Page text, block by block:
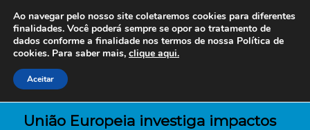
União Europeia investiga impactos
Ao navegar pelo nosso site coletaremos cookies para diferentes
finalidades. Você poderá sempre se opor ao tratamento de
dados conforme a finalidade nos termos de nossa Política de
cookies. Para saber mais, clique aqui.
Aceitar